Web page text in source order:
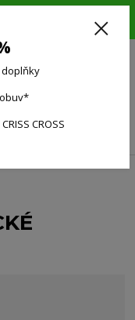
oblečení a doplňky !!!
doplňky
CROSS